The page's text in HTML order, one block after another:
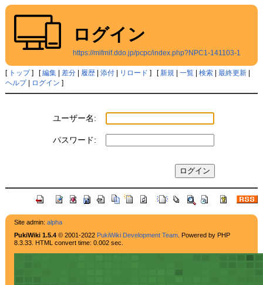
ログイン
https://mifmif.ddo.jp/pcpc/index.php?NPC1-141103-1
[ トップ] [編集| 差分| 履歴| 添付| リロード ] [新規| 一覧| 検索| 最終更新|
ヘルプ| ログイン ]
ユーザー名:
パスワード:
Site admin: alpha
PukiWiki 1.5.4© 2001-2022 PukiWiki Development Team. Powered by PHP
8.3.33. HTML convert time: 0.002 sec.